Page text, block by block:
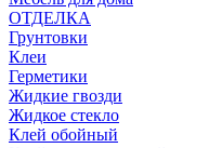
ОТДЕЛКА
Грунтовки
Клеи
Герметики
Жидкие гвозди
Жидкое стекло
Клей обойный